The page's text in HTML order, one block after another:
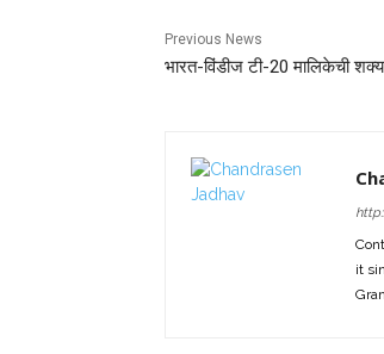
Previous News
भारत-विंडीज टी-20 मालिकेची
it